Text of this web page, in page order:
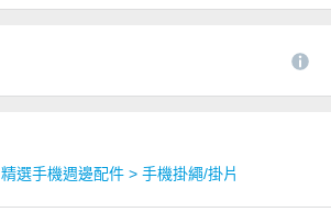
精選手機週邊配件 > 手機掛繩/掛片